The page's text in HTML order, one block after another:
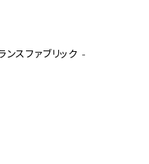
スファブリック -